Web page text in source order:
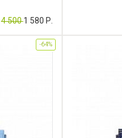
4 5001 580 Р.
-64%